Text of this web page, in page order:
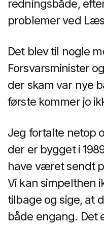
redningsbåde,
problemer ved
Det blev til nogle
Forsvarsminister
der skam var nye
første kommer jo
Jeg fortalte netop
der er bygget i
have været sendt
Vi kan simpelthen
tilbage og sige, at
både engang. Det